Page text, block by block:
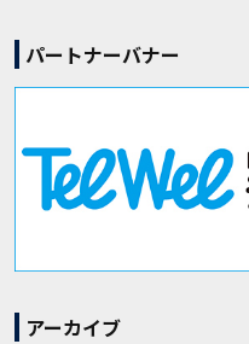
パートナーバナー
アーカイブ